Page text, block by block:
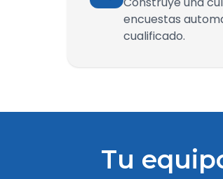
encuestas
cualificado.
Tu